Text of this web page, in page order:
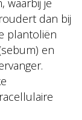
dan bij
plantoliën
en